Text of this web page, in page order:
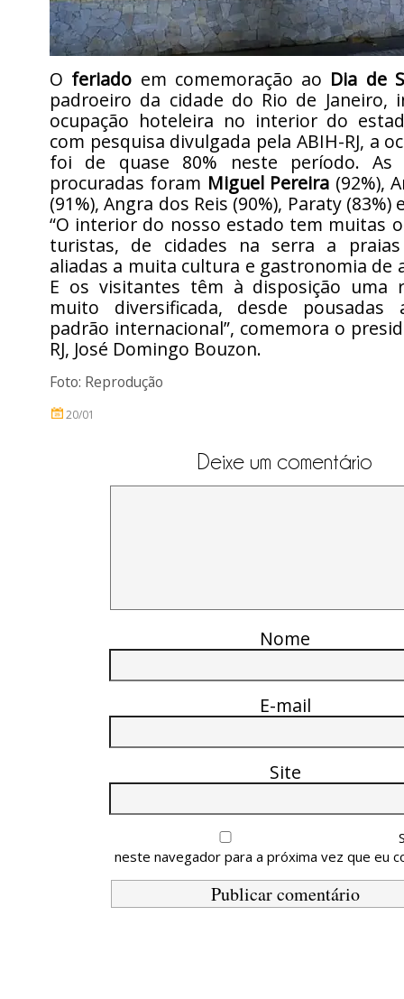
O feriado em comemoração ao Dia de
padroeiro da cidade do Rio de Janeiro,
ocupação hoteleira no interior do
com pesquisa divulgada pela ABIH-RJ, a
foi de quase 80% neste período. As
procuradas foram Miguel Pereira (92%),
(91%), Angra dos Reis (90%), Paraty (83%)
“O interior do nosso estado tem muitas
turistas, de cidades na serra a praias
aliadas a muita cultura e gastronomia de
E os visitantes têm à disposição uma
muito diversificada, desde
padrão internacional”, comemora o
RJ, José Domingo Bouzon.
Foto: Reprodução
20/01
Deixe um comentário
Nome
E-mail
Site
neste navegador para a próxima vez que eu